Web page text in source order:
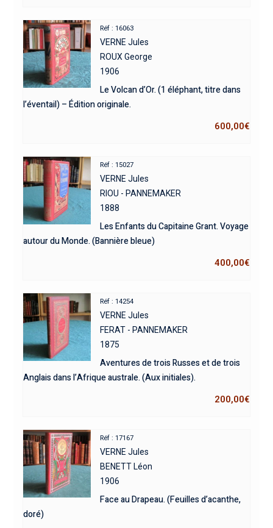
Réf : 16063
VERNE Jules
ROUX George
1906
Le Volcan d’Or. (1 éléphant, titre dans
l’éventail) – Édition originale.
600,00€
Réf : 15027
VERNE Jules
RIOU - PANNEMAKER
1888
Les Enfants du Capitaine Grant. Voyage
autour du Monde. (Bannière bleue)
400,00€
Réf : 14254
VERNE Jules
FERAT - PANNEMAKER
1875
Aventures de trois Russes et de trois
Anglais dans l’Afrique australe. (Aux initiales).
200,00€
Réf : 17167
VERNE Jules
BENETT Léon
1906
Face au Drapeau. (Feuilles d’acanthe,
doré)